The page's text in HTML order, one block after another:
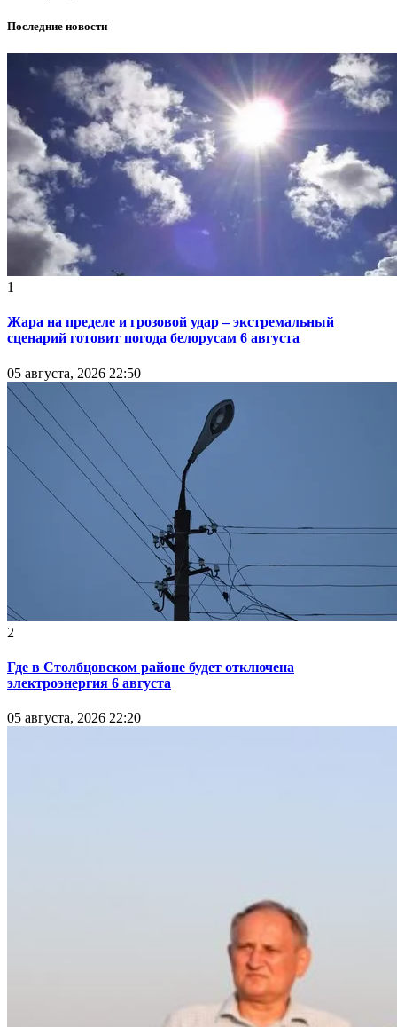
Последние новости
1
Жара на пределе и грозовой удар – экстремальный
сценарий готовит погода белорусам 6 августа
05 августа, 2026 22:50
2
Где в Столбцовском районе будет отключена
электроэнергия 6 августа
05 августа, 2026 22:20